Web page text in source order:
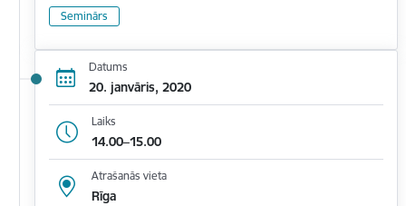
Seminārs
Datums
20. janvāris, 2020
Laiks
14.00–15.00
Atrašanās vieta
Rīga